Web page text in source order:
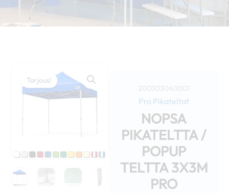
Tarjous!
200303040001
Pro Pikateltat
NOPSA
PIKATELTTA /
POPUP
TELTTA 3X3M
PRO